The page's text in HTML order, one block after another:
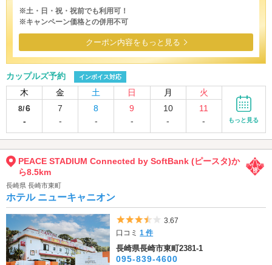
※土・日・祝・祝前でも利用可！
※キャンペーン価格との併用不可
クーポン内容をもっと見る
カップルズ予約 インボイス対応
木 金 土 日 月 火
8/6
-
7
-
8
-
9
-
10
-
11
-
もっと見る
PEACE STADIUM Connected by SoftBank (ピースタ)か
ら8.5km
長崎県 長崎市東町
ホテル ニューキャニオン
5つ星のうち3.5
3.67
口コミ1 件
長崎県長崎市東町2381-1
095-839-4600